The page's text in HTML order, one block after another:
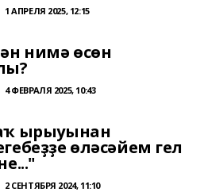
1 АПРЕЛЯ 2025, 12:15
нимә өсөн
4 ФЕВРАЛЯ 2025, 10:43
ырыуынан
өләсәйем гел
2 СЕНТЯБРЯ 2024, 11:10